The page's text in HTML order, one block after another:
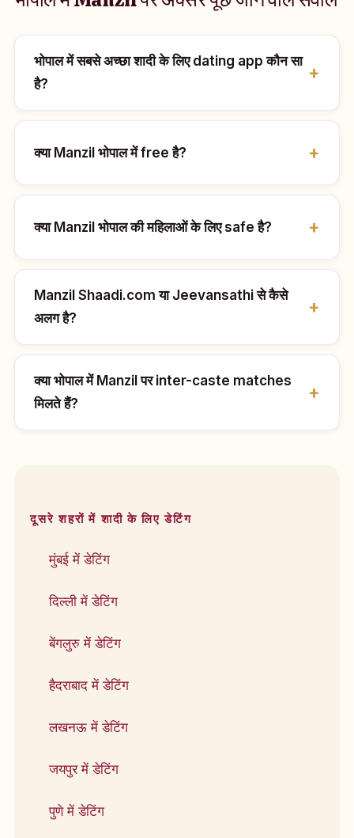
भोपाल में सबसे अच्छा शादी के लिए dating app कौन सा
है?
क्या Manzil भोपाल में free है?
क्या Manzil भोपाल की महिलाओं के लिए safe है?
Manzil Shaadi.com या Jeevansathi से कैसे
अलग है?
क्या भोपाल में Manzil पर inter-caste matches
मिलते हैं?
दूसरे शहरों में शादी के लिए डेटिंग
मुंबई में डेटिंग
दिल्ली में डेटिंग
बेंगलुरु में डेटिंग
हैदराबाद में डेटिंग
लखनऊ में डेटिंग
जयपुर में डेटिंग
पुणे में डेटिंग